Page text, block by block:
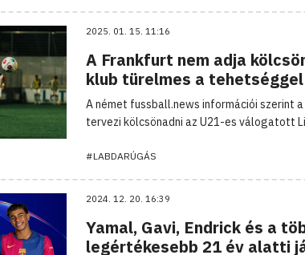
2025. 01. 15. 11:16
A Frankfurt nem adja
klub türelmes a tehetséggel
A német fussball.news információi szerint
tervezi kölcsönadni az U21-es válogatott
#LABDARÚGÁS
2024. 12. 20. 16:39
Yamal, Gavi, Endrick és a
legértékesebb 21 év alatti